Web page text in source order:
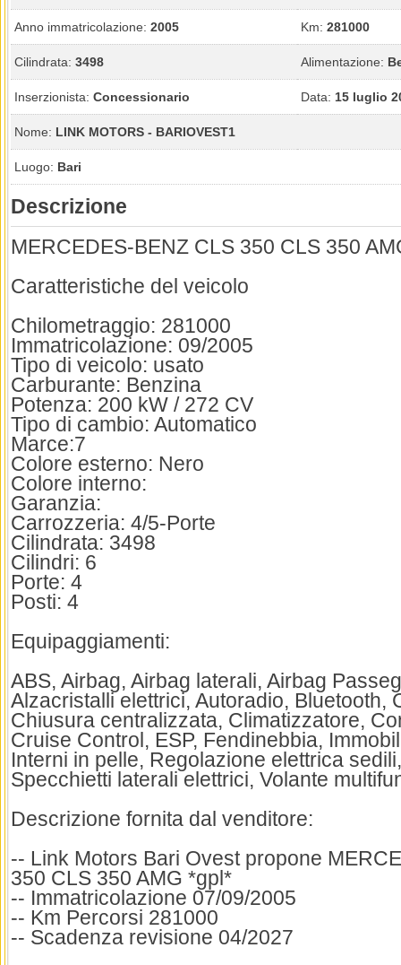
Anno immatricolazione: 2005 Km: 281000
Cilindrata: 3498 Alimentazione:
Inserzionista: Concessionario Data: 15 luglio
Nome: LINK MOTORS - BARIOVEST1
Luogo: Bari
Descrizione
MERCEDES-BENZ CLS 350 CLS 350
Caratteristiche del veicolo
Chilometraggio: 281000
Immatricolazione: 09/2005
Tipo di veicolo: usato
Carburante: Benzina
Potenza: 200 kW / 272 CV
Tipo di cambio: Automatico
Marce:7
Colore esterno: Nero
Colore interno:
Garanzia:
Carrozzeria: 4/5-Porte
Cilindrata: 3498
Cilindri: 6
Porte: 4
Posti: 4
Equipaggiamenti:
ABS, Airbag, Airbag laterali, Airbag
Alzacristalli elettrici, Autoradio, Bluetooth,
Chiusura centralizzata, Climatizzatore,
Cruise Control, ESP, Fendinebbia,
Interni in pelle, Regolazione elettrica
Specchietti laterali elettrici, Volante
Descrizione fornita dal venditore:
-- Link Motors Bari Ovest propone
350 CLS 350 AMG *gpl*
-- Immatricolazione 07/09/2005
-- Km Percorsi 281000
-- Scadenza revisione 04/2027